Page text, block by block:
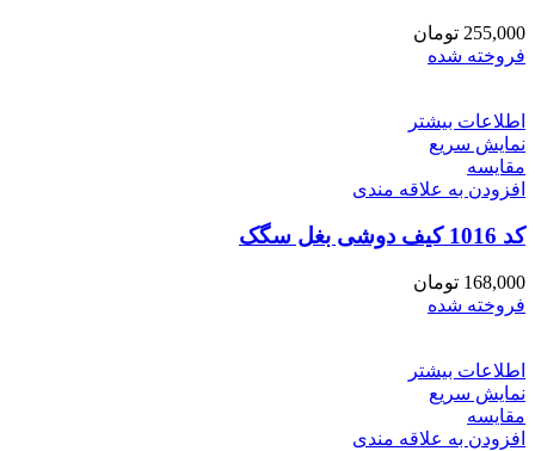
255,000 تومان
فروخته شده
اطلاعات بیشتر
نمایش سریع
مقايسه
افزودن به علاقه مندی
کد 1016 کیف دوشی بغل سگک
168,000 تومان
فروخته شده
اطلاعات بیشتر
نمایش سریع
مقايسه
افزودن به علاقه مندی